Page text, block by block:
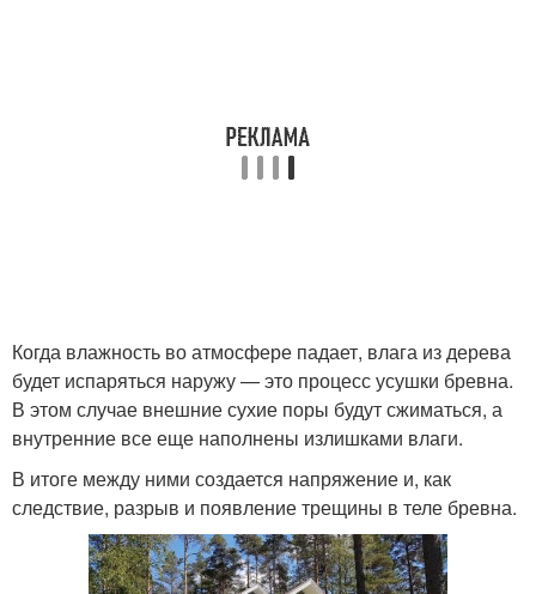
Когда влажность во атмосфере падает, влага из дерева
будет испаряться наружу — это процесс усушки бревна.
В этом случае внешние сухие поры будут сжиматься, а
внутренние все еще наполнены излишками влаги.
В итоге между ними создается напряжение и, как
следствие, разрыв и появление трещины в теле бревна.